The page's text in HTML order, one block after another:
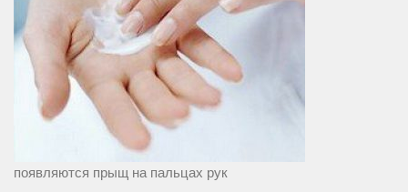
появляются прыщ на пальцах рук